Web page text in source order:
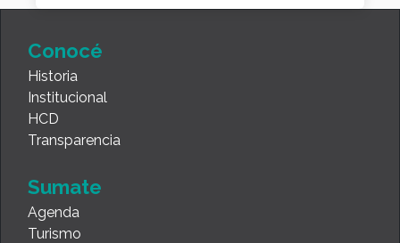
Conocé
Historia
Institucional
HCD
Transparencia
Sumate
Agenda
Turismo